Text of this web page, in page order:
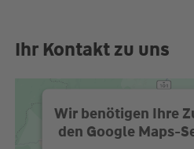
Ihr Kontakt zu uns
Wir benötigen Ihre
den Google Maps-